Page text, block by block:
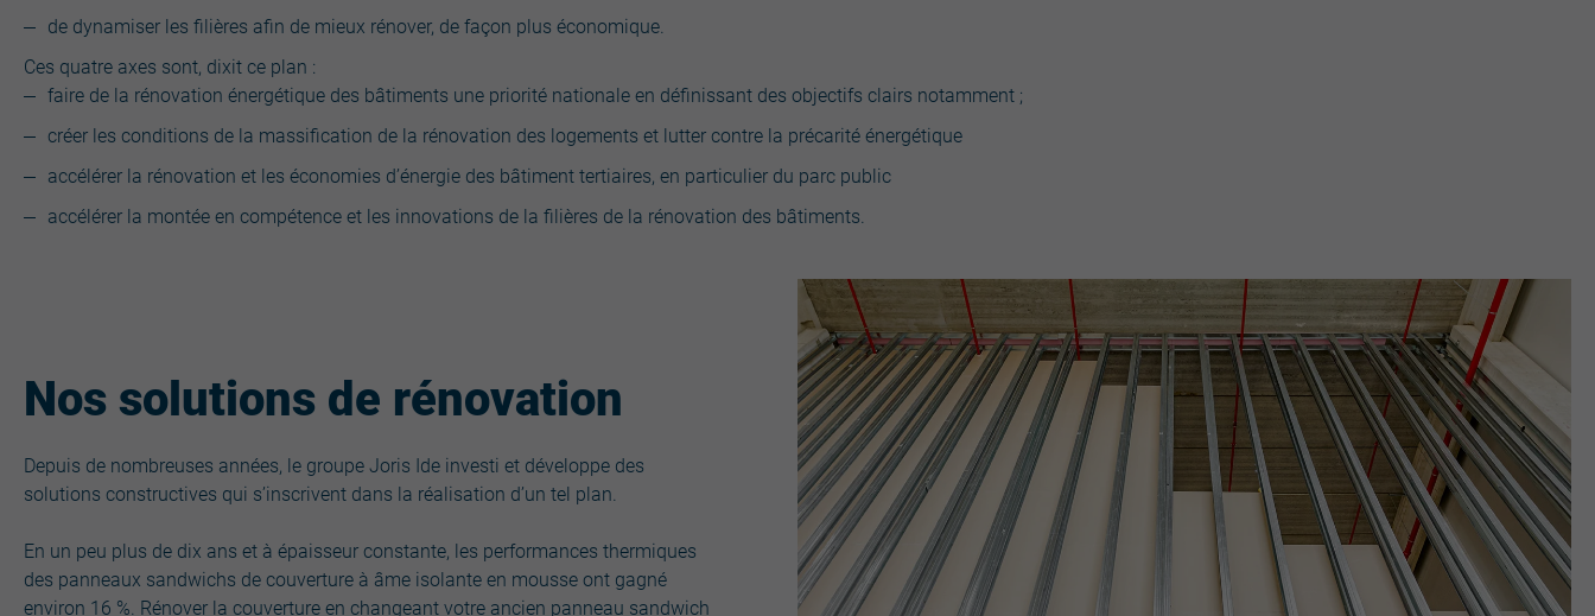
de dynamiser les filières afin de mieux rénover, de façon plus économique.
Ces quatre axes sont, dixit ce plan :
faire de la rénovation énergétique des bâtiments une priorité nationale en définissant des objectifs clairs notamment ;
créer les conditions de la massification de la rénovation des logements et lutter contre la précarité énergétique
accélérer la rénovation et les économies d’énergie des bâtiment tertiaires, en particulier du parc public
accélérer la montée en compétence et les innovations de la filières de la rénovation des bâtiments.
Nos solutions de rénovation
Depuis de nombreuses années, le groupe Joris Ide investi et développe des
solutions constructives qui s’inscrivent dans la réalisation d’un tel plan.
En un peu plus de dix ans et à épaisseur constante, les performances thermiques
des panneaux sandwichs de couverture à âme isolante en mousse ont gagné
environ 16 %. Rénover la couverture en changeant votre ancien panneau sandwich